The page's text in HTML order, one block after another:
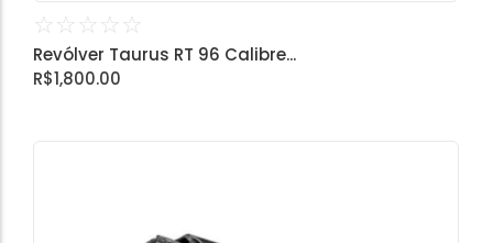
☆ ☆ ☆ ☆ ☆
Revólver Taurus RT 96 Calibre...
R$1,800.00